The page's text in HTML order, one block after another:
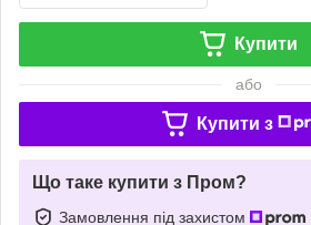
Купити
або
Купити з
Що таке купити з Пром?
Замовлення під захистом